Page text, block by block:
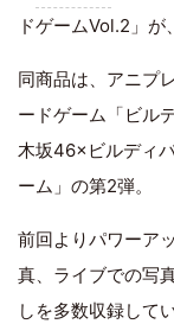
ドゲームVol.2」が
同商品は、アニプ
ードゲーム「ビル
木坂46×ビルディ
ーム」の第2弾。
前回よりパワーア
真、ライブでの写
しを多数収録してい